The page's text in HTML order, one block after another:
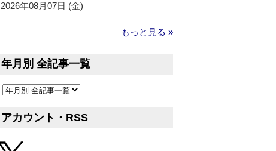
2026年08月07日 (金)
もっと見る »
年月別 全記事一覧
アカウント・RSS